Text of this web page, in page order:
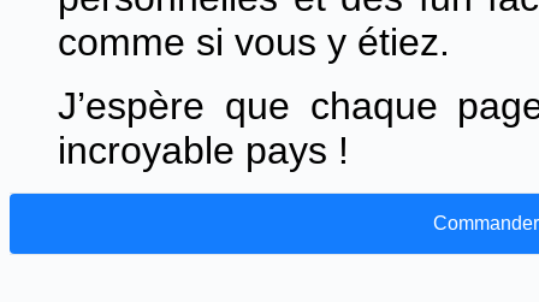
comme si vous y étiez.
J’espère que chaque
incroyable pays !